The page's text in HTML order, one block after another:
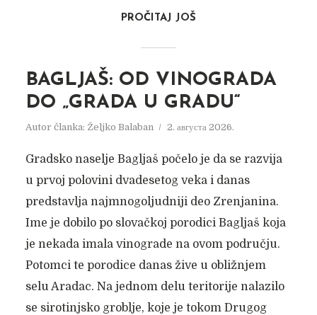
PROČITAJ JOŠ
BAGLJAŠ: OD VINOGRADA
DO „GRADA U GRADU“
Autor članka: Željko Balaban 2. августа 2026.
Gradsko naselje Bagljaš počelo je da se razvija
u prvoj polovini dvadesetog veka i danas
predstavlja najmnogoljudniji deo Zrenjanina.
Ime je dobilo po slovačkoj porodici Bagljaš koja
je nekada imala vinograde na ovom području.
Potomci te porodice danas žive u obližnjem
selu Aradac. Na jednom delu teritorije nalazilo
se sirotinjsko groblje, koje je tokom Drugog